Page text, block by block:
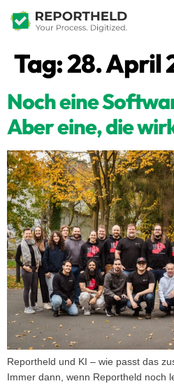
Tag:28. April
Noch eine
Aber eine, die
Reportheld und KI – wie passt das
Immer dann, wenn Reportheld noch